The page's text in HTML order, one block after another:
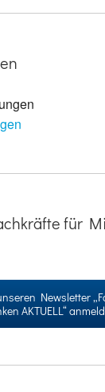
für
Newsletter
AKTUELL“